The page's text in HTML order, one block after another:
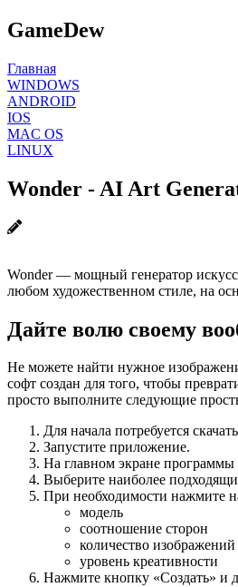
GameDew
Главная
WINDOWS
ANDROID
IOS
MAC OS
LINUX
Wonder - AI Art
Wonder — мощный генератор
любом художественном стиле, на
Дайте волю своему
Не можете найти нужное
софт создан для того, чтобы
просто выполните следующие
Для начала потребуется
Запустите приложение.
На главном экране программы
Выберите наиболее
При необходимости нажмите
модель
соотношение сторон
количество
уровень креативности
Нажмите кнопку «Создать» и